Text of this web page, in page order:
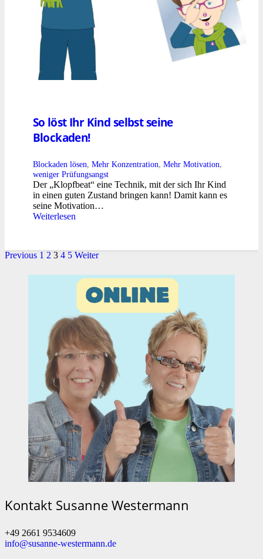
So löst Ihr Kind selbst seine
Blockaden!
Blockaden lösen, Mehr Konzentration, Mehr Motivation,
weniger Prüfungsangst
Der „Klopfbeat“ eine Technik, mit der sich Ihr Kind
in einen guten Zustand bringen kann! Damit kann es
seine Motivation…
Weiterlesen
Previous 1 2 3 4 5 Weiter
Kontakt Susanne Westermann
+49 2661 9534609
info@susanne-westermann.de